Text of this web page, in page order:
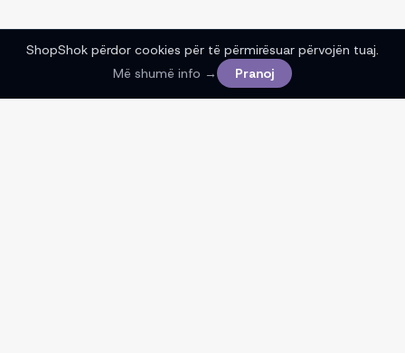
ShopShok përdor cookies për të përmirësuar përvojën tuaj.
Më shumë info →
Pranoj